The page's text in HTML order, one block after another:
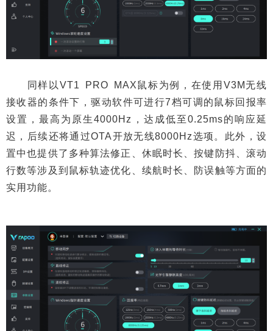
同样以VT1 PRO MAX鼠标为例，在使用V3M无线
接收器的条件下，驱动软件可进行7档可调的鼠标回报率
设置，最高为原生4000Hz，达成低至0.25ms的响应延
迟，后续还将通过OTA开放无线8000Hz选项。此外，设
置中也提供了多种算法修正、休眠时长、按键防抖、滚动
行数等涉及到鼠标轨迹优化、续航时长、防误触等方面的
实用功能。